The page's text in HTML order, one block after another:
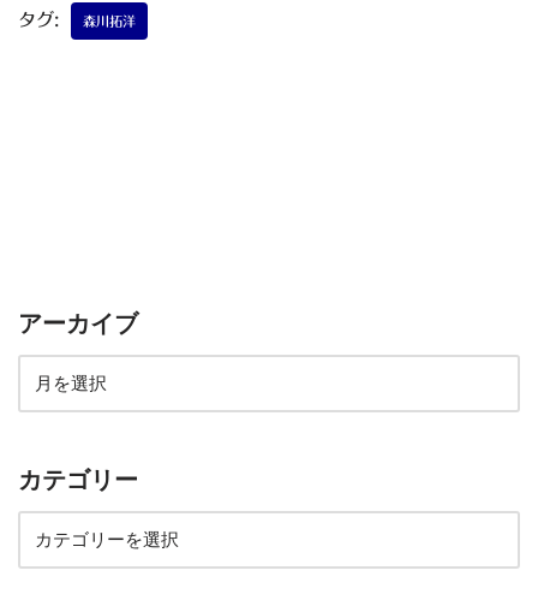
タグ: 森川拓洋
アーカイブ
カテゴリー